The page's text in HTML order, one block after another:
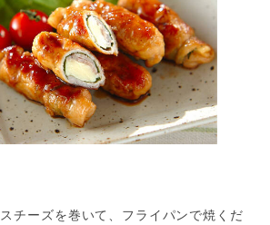
チーズを巻いて、フライパンで焼くだ